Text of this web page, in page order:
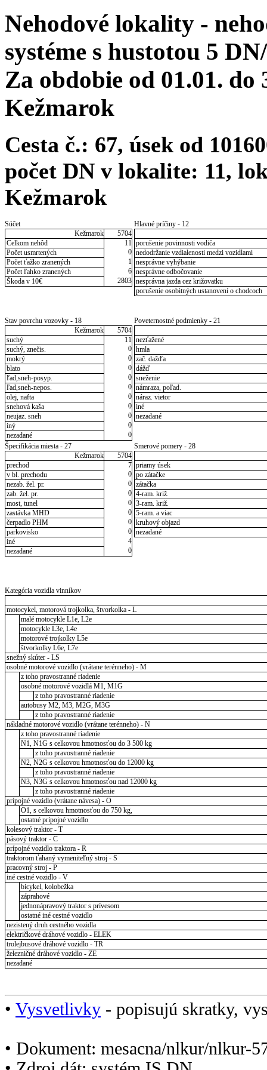
Nehodové lokality -
systéme s hustotou 5
Za obdobie od 01.01. do
Kežmarok
Cesta č.: 67, úsek od
počet DN v lokalite: 11,
Kežmarok
Súčet
Kežmarok
5704
Celkom nehôd
11
Počet usmrtených
0
Počet ťažko zranených
1
Počet ľahko zranených
6
Škoda v 10€
2803
Hlavné príčiny - 12
porušenie povinnosti vodiča
nedodržanie vzdialenosti medzi vozidlami
nesprávne vyhýbanie
nesprávne odbočovanie
nesprávna jazda cez križovatku
porušenie osobitných ustanovení o chodcoch
Stav povrchu vozovky - 18
Kežmarok
5704
suchý
11
suchý, znečis.
0
mokrý
0
blato
0
ľad,sneh-posyp.
0
ľad,sneh-nepos.
0
olej, nafta
0
snehová kaša
0
neujaz. sneh
0
iný
0
nezadané
0
Poveternostné podmienky - 21
nezťažené
hmla
zač. dažďa
dážď
sneženie
námraza, poľad.
náraz. vietor
iné
nezadané
Špecifikácia miesta - 27
Kežmarok
5704
prechod
7
v bl. prechodu
0
nezab. žel. pr.
0
zab. žel. pr.
0
most, tunel
0
zastávka MHD
0
čerpadlo PHM
0
parkovisko
0
iné
4
nezadané
0
Smerové pomery - 28
priamy úsek
po zátačke
zátačka
4-ram. križ.
3-ram. križ.
5-ram. a viac
kruhový objazd
nezadané
Kategória vozidla vinníkov
motocykel, motorová trojkolka, štvorkolka - L
malé motocykle L1e, L2e
motocykle L3e, L4e
motorové trojkolky L5e
štvorkolky L6e, L7e
snežný skúter - LS
osobné motorové vozidlo (vrátane terénneho) - M
z toho pravostranné riadenie
osobné motorové vozidlá M1, M1G
z toho pravostranné riadenie
autobusy M2, M3, M2G, M3G
z toho pravostranné riadenie
nákladné motorové vozidlo (vrátane terénneho) - N
z toho pravostranné riadenie
N1, N1G s celkovou hmotnosťou do 3 500 kg
z toho pravostranné riadenie
N2, N2G s celkovou hmotnosťou do 12000 kg
z toho pravostranné riadenie
N3, N3G s celkovou hmotnosťou nad 12000 kg
z toho pravostranné riadenie
prípojné vozidlo (vrátane návesa) - O
O1, s celkovou hmotnosťou do 750 kg,
ostatné prípojné vozidlo
kolesový traktor - T
pásový traktor - C
prípojné vozidlo traktora - R
traktorom ťahaný vymeniteľný stroj - S
pracovný stroj - P
iné cestné vozidlo - V
bicykel, kolobežka
záprahové
jednonápravový traktor s prívesom
ostatné iné cestné vozidlo
nezistený druh cestného vozidla
električkové dráhové vozidlo - ELEK
trolejbusové dráhové vozidlo - TR
železničné dráhové vozidlo - ZE
nezadané
• Vysvetlivky - popisujú skratky,
• Dokument: mesacna/nlkur/nlkur-